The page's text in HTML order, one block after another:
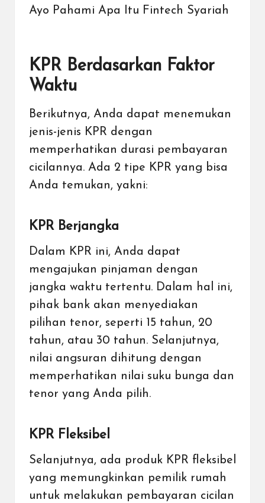
Ayo Pahami Apa Itu Fintech Syariah
KPR Berdasarkan Faktor
Waktu
Berikutnya, Anda dapat menemukan
jenis-jenis KPR dengan
memperhatikan durasi pembayaran
cicilannya. Ada 2 tipe KPR yang bisa
Anda temukan, yakni:
KPR Berjangka
Dalam KPR ini, Anda dapat
mengajukan pinjaman dengan
jangka waktu tertentu. Dalam hal ini,
pihak bank akan menyediakan
pilihan tenor, seperti 15 tahun, 20
tahun, atau 30 tahun. Selanjutnya,
nilai angsuran dihitung dengan
memperhatikan nilai suku bunga dan
tenor yang Anda pilih.
KPR Fleksibel
Selanjutnya, ada produk KPR fleksibel
yang memungkinkan pemilik rumah
untuk melakukan pembayaran cicilan